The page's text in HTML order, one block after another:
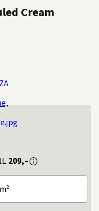
Cream
209,–
m²